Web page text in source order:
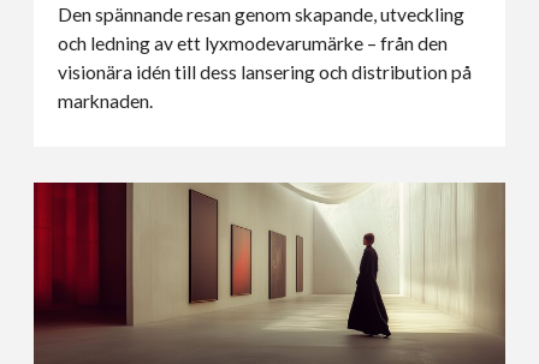
Den spännande resan genom skapande, utveckling
och ledning av ett lyxmodevarumärke – från den
visionära idén till dess lansering och distribution på
marknaden.